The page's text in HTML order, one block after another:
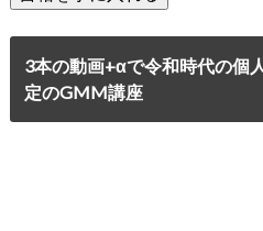
3本の動画+αで令和時代の個
定のGMM講座